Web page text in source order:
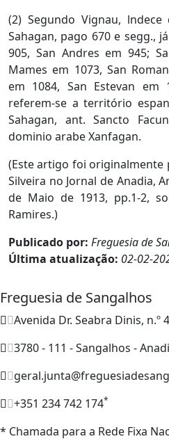
(2) Segundo Vignau,
Sahagan, pago 670 e segg.,
905, San Andres em 945;
Mames em 1073, San
em 1084, San Estevan em
referem-se a território
Sahagan, ant. Sancto
dominio arabe Xanfagan.
(Este artigo foi originalmente
Silveira no Jornal de Anadia,
de Maio de 1913, pp.1-2,
Ramires.)
Publicado por: Freguesia de
Última atualização: 02-02-
Freguesia de Sangalhos
Avenida Dr. Seabra Dinis, n.º
3780 - 111 - Sangalhos -
+351 234 742 174*
* Chamada para a Rede Fixa